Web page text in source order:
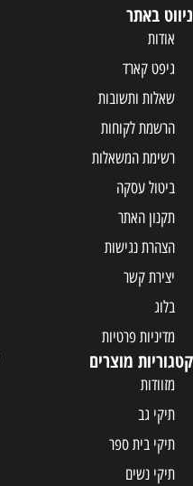
ניווט באתר
אודות
גיפט קארד
שאלות ותשובות
הרשמת לקוחות
רשימת המשאלות
ביטול עסקה
תקנון האתר
הצהרת נגישות
יצירת קשר
בלוג
מדיניות פרטיות
קטגוריות מוצרים
מזוודות
תיקי גב
תיקי בית ספר
תיקי נשים